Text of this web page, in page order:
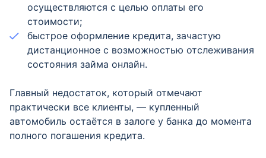
осуществляются с целью оплаты его
стоимости;
быстрое оформление кредита, зачастую
дистанционное с возможностью отслеживания
состояния займа онлайн.
Главный недостаток, который отмечают
практически все клиенты, — купленный
автомобиль остаётся в залоге у банка до момента
полного погашения кредита.